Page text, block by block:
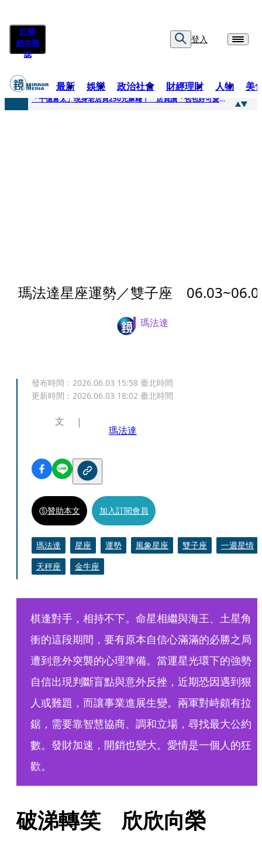
訂閱
紙本雜
誌
登入
最新 娛樂 政治社會 財經理財 人物 美
快訊
「千億富太」現身老店買250元麻糬！ 店員讚「包包好可愛」她笑回：我自己做的
瑪法達星座運勢／雙子座
瑪法達
發布時間： 2026.06.03 15:58 臺北時間
更新時間： 2026.06.03 18:02 臺北時間
文
瑪法達
贊助本文 加入訂閱會員
瑪法達 星座 運勢 風象星座 雙子座
一週星情
天秤座
金牛座
棋逢對手，相持不下。命星相繼與海王、土星角
衝的這段期間，要有原本自信心滿滿的必勝之局
遭到意外突襲的心理準備。當運星光環下的強勢
自信出現判斷盲點與意外反挫，近期恐因遇到狠
人或難題，而讓事業進展生變。兩軍對峙頗有拉
鋸，需要靠智慧協商、調和立場，尋找最大公約
數。發財加速，開銷也變大。愛情是一個人的狂
歡。
破涕轉笑　欣欣向榮